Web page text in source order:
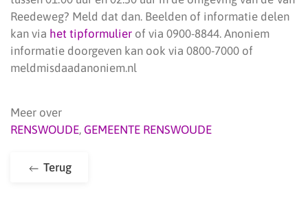
Reedeweg? Meld dat dan. Beelden of informatie delen
kan via het tipformulier of via 0900-8844. Anoniem
informatie doorgeven kan ook via 0800-7000 of
meldmisdaadanoniem.nl
Meer over
RENSWOUDE, GEMEENTE RENSWOUDE
Terug